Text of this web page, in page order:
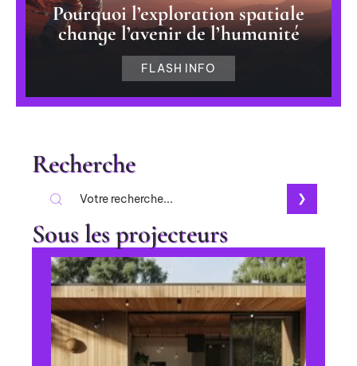
Pourquoi l’exploration spatiale
change l’avenir de l’humanité
FLASH INFO
Recherche
Sous les projecteurs